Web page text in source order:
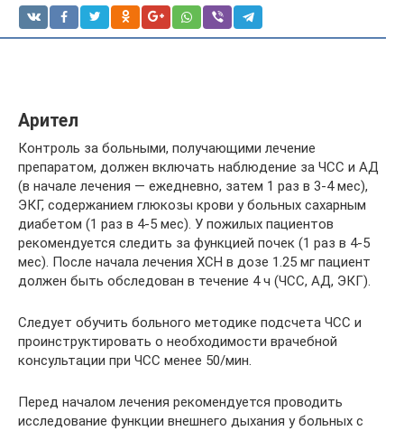
Арител
Контроль за больными, получающими лечение
препаратом, должен включать наблюдение за ЧСС и АД
(в начале лечения — ежедневно, затем 1 раз в 3-4 мес),
ЭКГ, содержанием глюкозы крови у больных сахарным
диабетом (1 раз в 4-5 мес). У пожилых пациентов
рекомендуется следить за функцией почек (1 раз в 4-5
мес). После начала лечения ХСН в дозе 1.25 мг пациент
должен быть обследован в течение 4 ч (ЧСС, АД, ЭКГ).
Следует обучить больного методике подсчета ЧСС и
проинструктировать о необходимости врачебной
консультации при ЧСС менее 50/мин.
Перед началом лечения рекомендуется проводить
исследование функции внешнего дыхания у больных с